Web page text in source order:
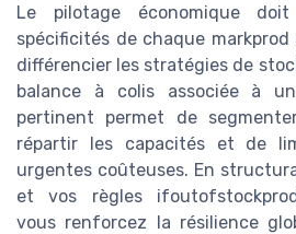
Le pilotage économique
spécificités de chaque
différencier les stratégies de
balance à colis associée à
pertinent permet de
répartir les capacités et de
urgentes coûteuses. En
et vos règles
vous renforcez la résilience